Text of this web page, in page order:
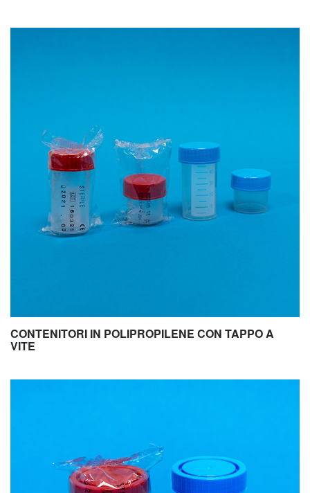
CONTENITORI IN POLIPROPILENE CON TAPPO A
VITE